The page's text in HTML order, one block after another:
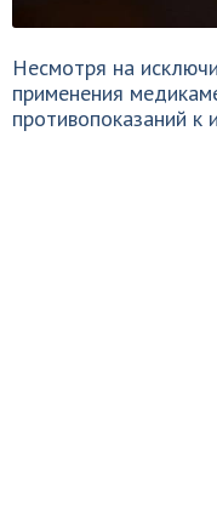
Несмотря на
применения
противопоказаний к